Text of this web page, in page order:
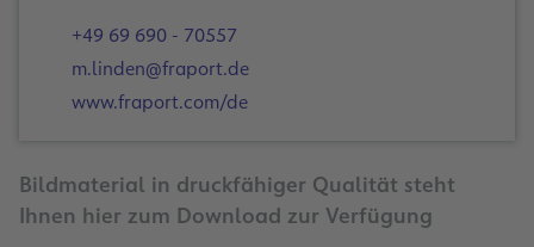
+49 69 690 - 70557
m.linden@fraport.de
www.fraport.com/de
Bildmaterial in druckfähiger Qualität steht
Ihnen hier zum Download zur Verfügung